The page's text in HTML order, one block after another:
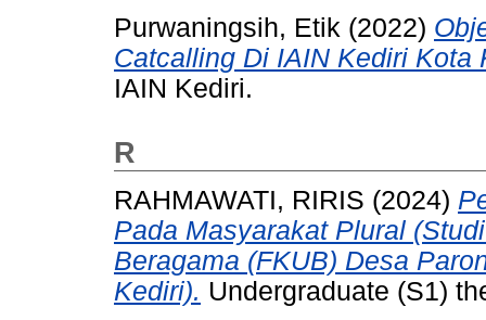
Purwaningsih, Etik (2022)
Catcalling Di IAIN Kediri Kota
IAIN Kediri.
R
RAHMAWATI, RIRIS (2024)
Pada Masyarakat Plural
Beragama (FKUB) Desa
Kediri). Undergraduate (S1)